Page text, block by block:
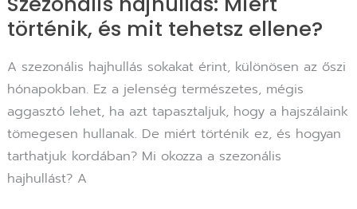
történik, és mit tehetsz ellene?
A szezonális hajhullás sokakat érint, különösen az őszi
hónapokban. Ez a jelenség természetes, mégis
aggasztó lehet, ha azt tapasztaljuk, hogy a hajszálaink
tömegesen hullanak. De miért történik ez, és hogyan
tarthatjuk kordában? Mi okozza a szezonális
hajhullást? A